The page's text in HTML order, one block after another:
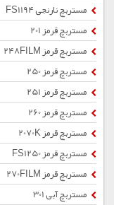
مستربچ نارنجی FS1194
مستربچ قرمز 201
مستربچ قرمز 248FILM
مستربچ قرمز 250
مستربچ قرمز 251
مستربچ قرمز 260
مستربچ قرمز 2070K
مستربچ قرمز FS1250
مستربچ قرمز 270FILM
مستربچ آبی 301